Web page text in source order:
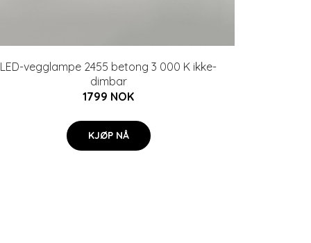
LED-vegglampe 2455 betong 3 000 K ikke-
dimbar
1799 NOK
KJØP NÅ